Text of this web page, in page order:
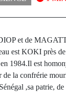
et de
est KOKI près
en 1984.Il est
la confrérie
,sa patrie,